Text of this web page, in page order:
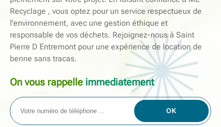
Recyclage , vous optez pour un service respectueux de
l'environnement, avec une gestion éthique et
responsable de vos déchets. Rejoignez-nous à Saint
Pierre D Entremont pour une expérience de location de
benne sans tracas.
On vous rappelle immediatement